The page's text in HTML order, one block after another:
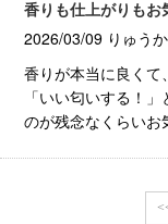
香りも仕上がりもお
2026/03/09 りゅうか
香りが本当に良くて
「いい匂いする！
のが残念なくらいお